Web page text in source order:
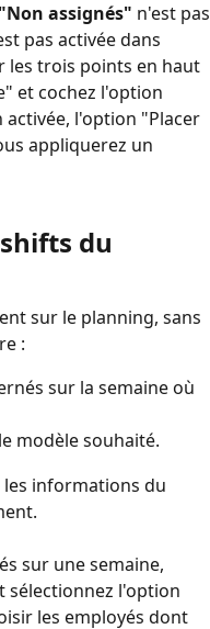
assignés" n'est pas
pas activée dans
les trois points en haut
et cochez l'option
l'option "Placer
appliquerez un
du
sur le planning, sans
:
sur la semaine où
modèle souhaité.
informations du
sur une semaine,
sélectionnez l'option
les employés dont